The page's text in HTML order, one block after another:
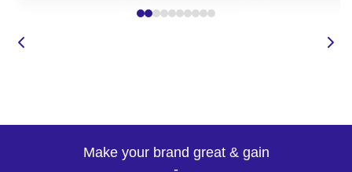
Make your brand great & gain